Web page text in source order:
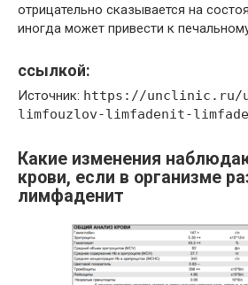
отрицательно сказывается на
иногда может привести к
ссылкой:
Источник: https://unclinic.ru/
limfouzlov-limfadenit-
Какие изменения
крови, если в организме
лимфаденит